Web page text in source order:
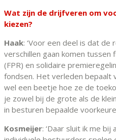
Wat zijn de drijfveren om
kiezen?
Haak: ‘Voor een deel is dat de
verschillen gaan komen
(FPR) en solidaire
fondsen. Het verleden bepaalt
wel een beetje hoe ze de
je zowel bij de grote als de
in besturen bepaalde
Kosmeijer: ‘Daar sluit ik me